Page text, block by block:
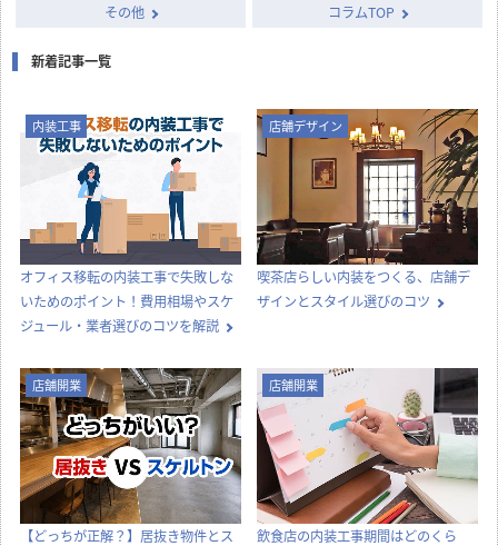
その他
コラムTOP
新着記事一覧
内装工事
オフィス移転の内装工事で失敗しな
いためのポイント！費用相場やスケ
ジュール・業者選びのコツを解説
店舗デザイン
喫茶店らしい内装をつくる、店舗デ
ザインとスタイル選びのコツ
店舗開業
【どっちが正解？】居抜き物件とス
店舗開業
飲食店の内装工事期間はどのくら